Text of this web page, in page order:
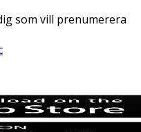
som vill prenumerera